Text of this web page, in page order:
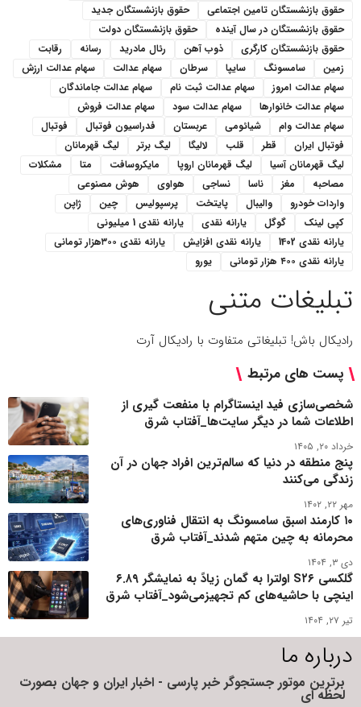
حقوق بازنشستگان تامین اجتماعی
حقوق بازنشستگان جدید
حقوق بازنشستگان در سال آینده
حقوق بازنشستگان دولت
حقوق بازنشستگان کارگری
ذوب آهن رئال مادرید رسانه
رقابت
زمین
سامسونگ سایپا سرطان سهام عدالت
سهام عدالت ارزش
سهام عدالت امروز
سهام عدالت ثبت نام
سهام عدالت جاماندگان
سهام عدالت خانوارها
سهام عدالت سود
سهام عدالت فروش
سهام عدالت وام
شیائومی عربستان فدراسیون فوتبال
فوتبال
فوتبال ایران
قطر قلب لالیگا لیگ برتر
لیگ قهرمانان
لیگ قهرمانان آسیا
لیگ قهرمانان اروپا مایکروسافت متا
مشکلات
مصاحبه
مغز ناسا نساجی هواوی
هوش مصنوعی
واردات خودرو
والیبال پایتخت پرسپولیس چین
ژاپن
کپی لینک
گوگل یارانه نقدی
یارانه نقدی 1 میلیونی
یارانه نقدی 1402
یارانه نقدی افزایش
یارانه نقدی ۳۰۰هزار تومانی
یارانه نقدی ۴۰۰ هزار تومانی
یورو
تبلیغات متنی
رادیکال باش! تبلیغاتی متفاوت با رادیکال آرت
پست های مرتبط
شخصی‌سازی فید اینستاگرام با منفعت گیری از
اطلاعات شما در دیگر سایت‌ها_آفتاب شرق
خرداد ۲۰, ۱۴۰۵
پنج منطقه در دنیا که سالم‌ترین افراد جهان در آن
زندگی می‌کنند
مهر ۲۲, ۱۴۰۲
۱۰ کارمند اسبق سامسونگ به انتقال فناوری‌های
محرمانه به چین متهم شدند_آفتاب شرق
دی ۳, ۱۴۰۴
گلکسی S۲۶ اولترا به گمان زیادً به نمایشگر ۶.۸۹
اینچی با حاشیه‌های کم تجهیزمی‌شود_آفتاب شرق
تیر ۲۷, ۱۴۰۴
درباره ما
برترین موتور جستجوگر خبر پارسی - اخبار ایران و جهان بصورت
لحظه ای